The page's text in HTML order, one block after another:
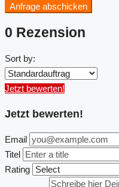
Anfrage abschicken
0 Rezension
Sort by:
Jetzt bewerten!
Jetzt bewerten!
Email
Titel
Rating